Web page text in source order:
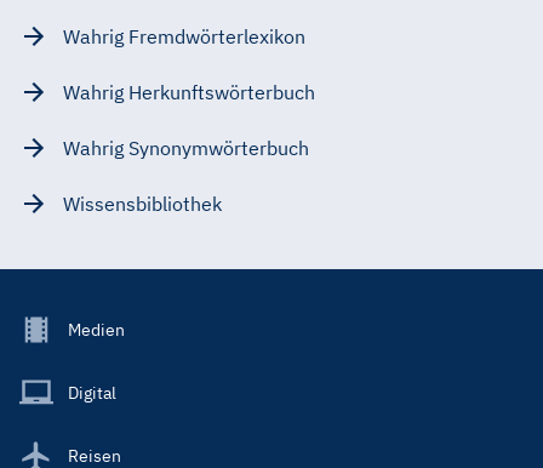
Wahrig Fremdwörterlexikon
Wahrig Herkunftswörterbuch
Wahrig Synonymwörterbuch
Wissensbibliothek
Footer
Main
Medien
Digital
Reisen